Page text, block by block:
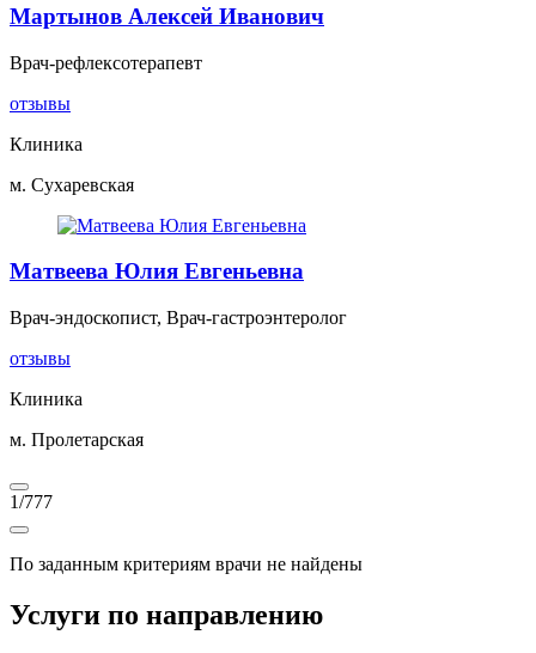
Мартынов Алексей Иванович
Врач-рефлексотерапевт
отзывы
Клиника
м. Сухаревская
Матвеева Юлия Евгеньевна
Врач-эндоскопист, Врач-гастроэнтеролог
отзывы
Клиника
м. Пролетарская
1/777
По заданным критериям врачи не найдены
Услуги по направлению